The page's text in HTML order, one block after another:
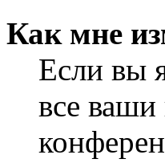
Как мне
Если вы
все ваши